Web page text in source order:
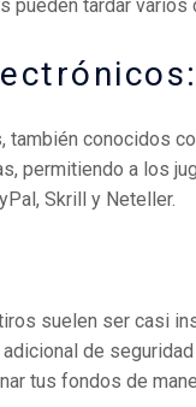
pueden tardar varios
conocidos
permitiendo a los
Skrill y Neteller.
suelen ser casi
de
tus fondos de